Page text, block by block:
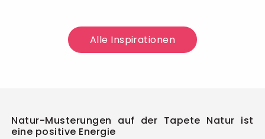
Alle Inspirationen
Natur-Musterungen auf der Tapete Natur ist
eine positive Energie